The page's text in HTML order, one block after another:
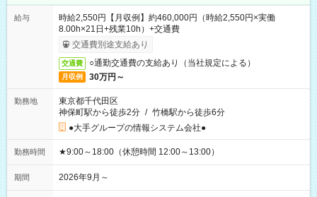
給与
時給2,550円【月収例】約460,000円（時給2,550円×実働
8.00h×21日+残業10h）+交通費
交通費別途支給あり
交通費 ○通勤交通費の支給あり（当社規定による）
月収例 30万円～
勤務地
東京都千代田区
神保町駅から徒歩2分 / 竹橋駅から徒歩6分
●大手グループの情報システム会社●
勤務時間 ★9:00～18:00（休憩時間 12:00～13:00）
期間 2026年9月～